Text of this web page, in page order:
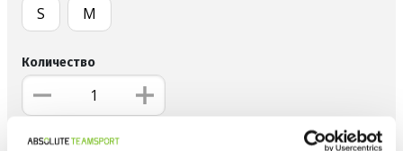
S M
Количество
ДОБАВИ В ЛЮБИМИ